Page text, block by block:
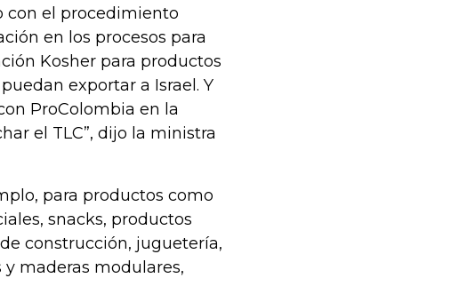
con el procedimiento
en los procesos para
Kosher para productos
exportar a Israel. Y
ProColombia en la
el TLC”, dijo la ministra
para productos como
snacks, productos
construcción, juguetería,
maderas modulares,